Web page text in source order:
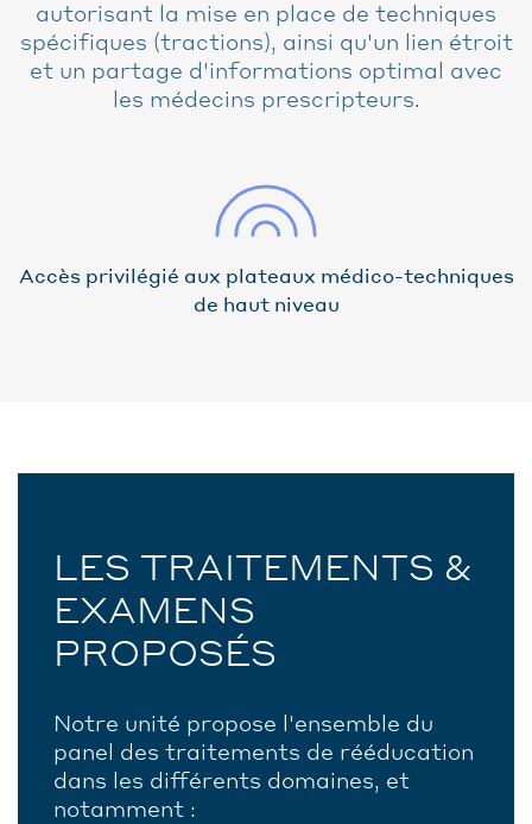
autorisant la mise en place de techniques
spécifiques (tractions), ainsi qu'un lien étroit
et un partage d'informations optimal avec
les médecins prescripteurs.
Accès privilégié aux plateaux médico-techniques
de haut niveau
LES TRAITEMENTS &
EXAMENS
PROPOSÉS
Notre unité propose l'ensemble du
panel des traitements de rééducation
dans les différents domaines, et
notamment :